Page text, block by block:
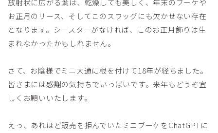
放射状に広がる葉は、乾燥しても美しく、年末のブーケや
お正月のリース、そしてこのスワッグにも欠かせない存在
となります。シースターがなければ、このお正月飾りは生
まれなかったかもしれません。
さて、お陰様でミニ大通に根を付けて18年が経ちました。
皆さまには感謝の気持ちでいっぱいです。来年もどうぞ宜
しくお願いいたします。
えっ、あれほど販売を拒んでいたミニブーケをChatGPTに